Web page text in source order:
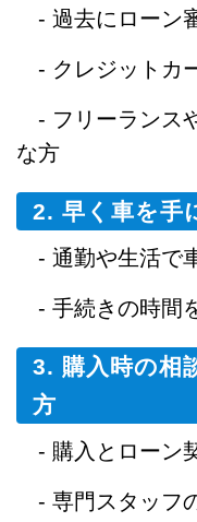
- 過去にローン
- クレジットカ
- フリーランス
な方
2. 早く車を手
- 通勤や生活で
- 手続きの時間
3. 購入時の相
方
- 購入とローン
- 専門スタッフ